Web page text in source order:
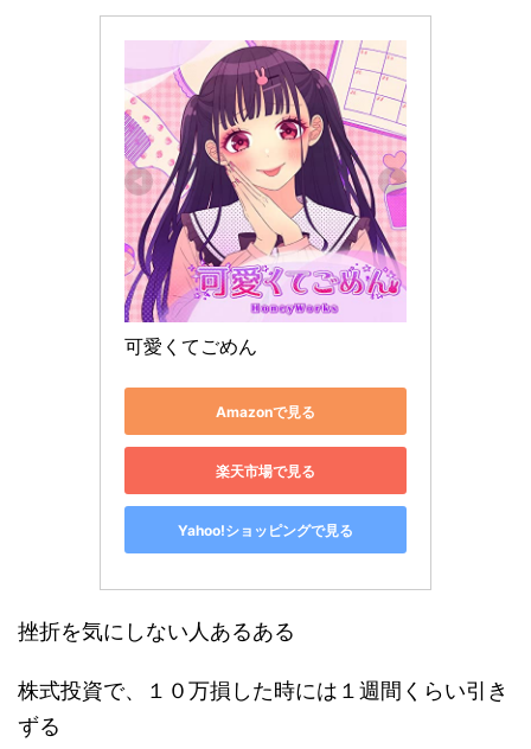
可愛くてごめん
Amazonで見る
楽天市場で見る
Yahoo!ショッピングで見る
挫折を気にしない人あるある
株式投資で、１０万損した時には１週間くらい引き
ずる